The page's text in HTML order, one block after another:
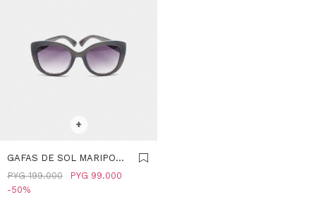
+
GAFAS DE SOL MARIPOSA
- VIOLETA
PYG 99.000
PYG 199.000
50